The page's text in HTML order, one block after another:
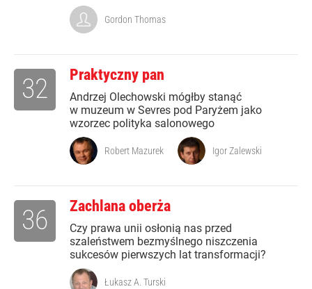
Gordon Thomas
Praktyczny pan
Andrzej Olechowski mógłby stanąć
w muzeum w Sevres pod Paryżem jako
wzorzec polityka salonowego
32
Robert Mazurek Igor Zalewski
Zachlana oberża
Czy prawa unii osłonią nas przed
szaleństwem bezmyślnego niszczenia
sukcesów pierwszych lat transformacji?
36
Łukasz A. Turski